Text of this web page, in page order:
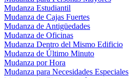
Mudanza Estudiantil
Mudanza de Cajas Fuertes
Mudanza de Antigüedades
Mudanza de Oficinas
Mudanza Dentro del Mismo Edificio
Mudanza de Último Minuto
Mudanza por Hora
Mudanza para Necesidades Especiales